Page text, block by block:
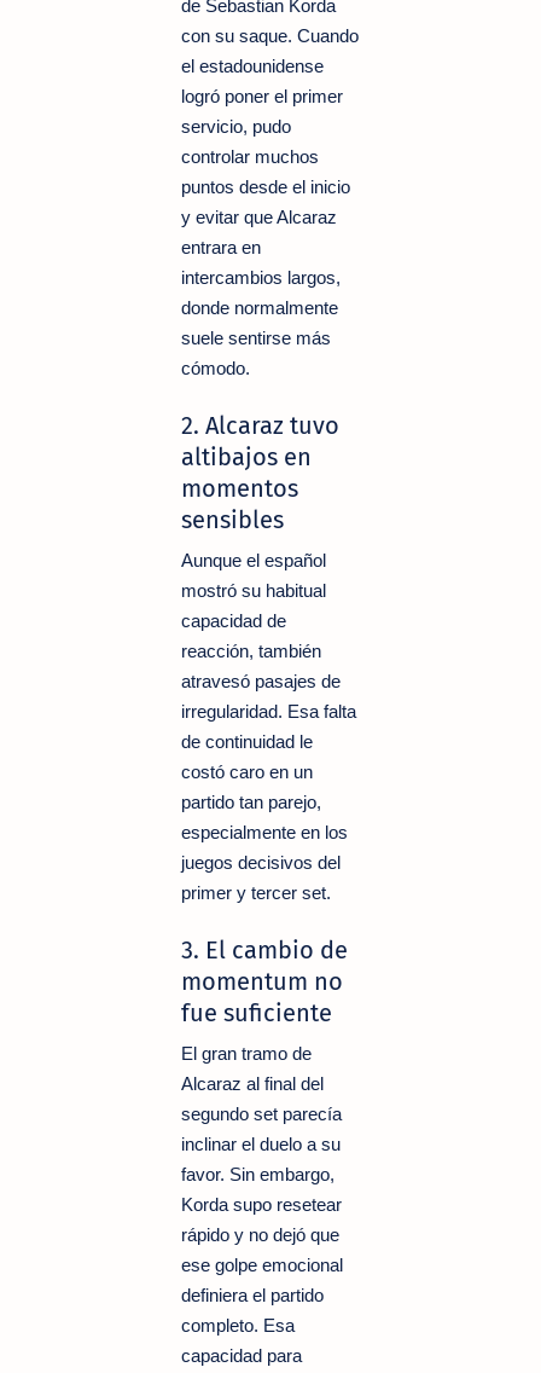
de Sebastian Korda
con su saque. Cuando
el estadounidense
logró poner el primer
servicio, pudo
controlar muchos
puntos desde el inicio
y evitar que Alcaraz
entrara en
intercambios largos,
donde normalmente
suele sentirse más
cómodo.
2. Alcaraz tuvo
altibajos en
momentos
sensibles
Aunque el español
mostró su habitual
capacidad de
reacción, también
atravesó pasajes de
irregularidad. Esa falta
de continuidad le
costó caro en un
partido tan parejo,
especialmente en los
juegos decisivos del
primer y tercer set.
3. El cambio de
momentum no
fue suficiente
El gran tramo de
Alcaraz al final del
segundo set parecía
inclinar el duelo a su
favor. Sin embargo,
Korda supo resetear
rápido y no dejó que
ese golpe emocional
definiera el partido
completo. Esa
capacidad para